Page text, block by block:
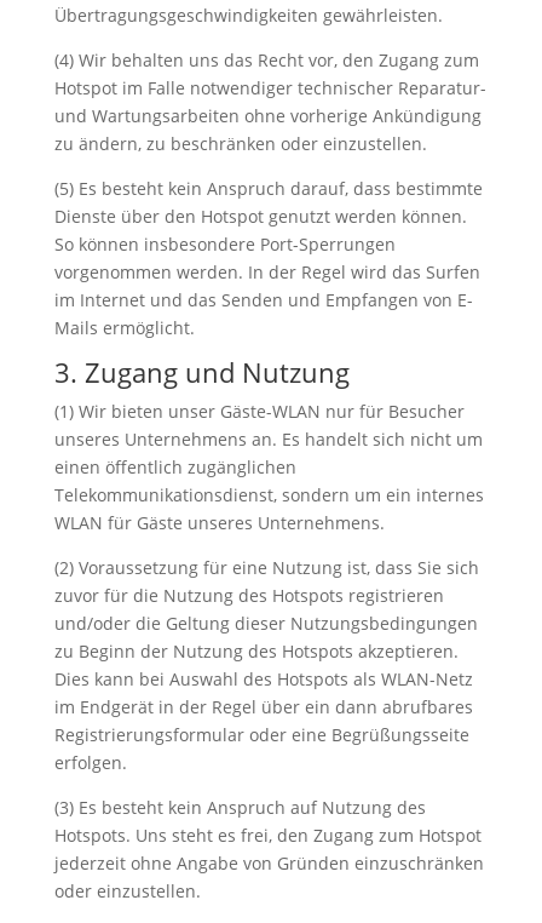
Übertragungsgeschwindigkeiten gewährleisten.
(4) Wir behalten uns das Recht vor, den Zugang zum
Hotspot im Falle notwendiger technischer Reparatur-
und Wartungsarbeiten ohne vorherige Ankündigung
zu ändern, zu beschränken oder einzustellen.
(5) Es besteht kein Anspruch darauf, dass bestimmte
Dienste über den Hotspot genutzt werden können.
So können insbesondere Port-Sperrungen
vorgenommen werden. In der Regel wird das Surfen
im Internet und das Senden und Empfangen von E-
Mails ermöglicht.
3. Zugang und Nutzung
(1) Wir bieten unser Gäste-WLAN nur für Besucher
unseres Unternehmens an. Es handelt sich nicht um
einen öffentlich zugänglichen
Telekommunikationsdienst, sondern um ein internes
WLAN für Gäste unseres Unternehmens.
(2) Voraussetzung für eine Nutzung ist, dass Sie sich
zuvor für die Nutzung des Hotspots registrieren
und/oder die Geltung dieser Nutzungsbedingungen
zu Beginn der Nutzung des Hotspots akzeptieren.
Dies kann bei Auswahl des Hotspots als WLAN-Netz
im Endgerät in der Regel über ein dann abrufbares
Registrierungsformular oder eine Begrüßungsseite
erfolgen.
(3) Es besteht kein Anspruch auf Nutzung des
Hotspots. Uns steht es frei, den Zugang zum Hotspot
jederzeit ohne Angabe von Gründen einzuschränken
oder einzustellen.